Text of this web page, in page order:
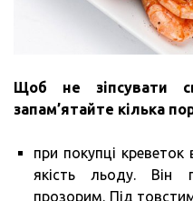
Щоб не зіпсувати
запам’ятайте кілька
при покупці креветок
якість льоду. Він
прозорим. Під